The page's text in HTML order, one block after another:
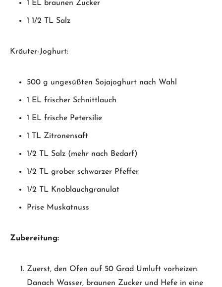
1 EL braunen Zucker
1 1/2 TL Salz
Kräuter-Joghurt:
500 g ungesüßten Sojajoghurt nach Wahl
1 EL frischer Schnittlauch
1 EL frische Petersilie
1 TL Zitronensaft
1/2 TL Salz (mehr nach Bedarf)
1/2 TL grober schwarzer Pfeffer
1/2 TL Knoblauchgranulat
Prise Muskatnuss
Zubereitung:
Zuerst, den Ofen auf 50 Grad Umluft vorheizen.
Danach Wasser, braunen Zucker und Hefe in eine